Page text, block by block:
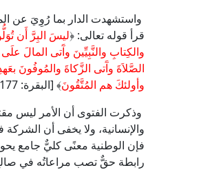
واستشهدت الدار بما رُوِيَ عن
قرأ قوله تعالى: ﴿ليسَ البِرَّ أَن
والكِتابِ والنَّبِيِّينَ وآَتى المالَ
الصَّلاَةَ وآَتى الزَّكاةَ والمُوفُونَ
وأولئكَ هم المُتَّقُونَ﴾ [البقرة: 177].
وذكرت الفتوى أن الأمر ليس
والإنسانية، ولا يخفى أن
فإن الوطنية معنًى كليٌّ جامع
رابطة حقٌّ تصب مراعاتُه في